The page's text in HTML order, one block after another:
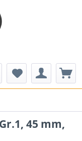
45 mm,